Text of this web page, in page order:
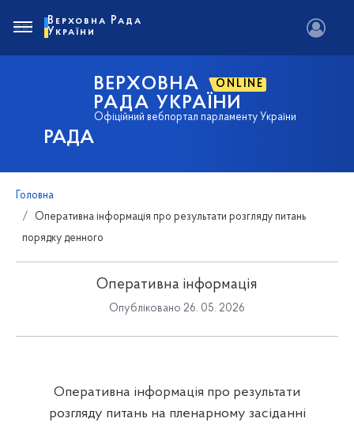
РАДА
ВЕРХОВНА ONLINE
РАДА УКРАЇНИ
Офіційний вебпортал парламенту України
Верховна Рада
України
Головна
Оперативна інформація про результати розгляду питань
порядку денного
Оперативна інформація
Опубліковано 26. 05. 2026
Оперативна інформація про результати
розгляду питань на пленарному засіданні